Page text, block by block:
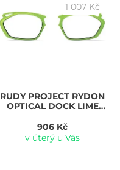
1 007 Kč
RUDY PROJECT RYDON
OPTICAL DOCK LIME
green
906 Kč
v úterý u Vás